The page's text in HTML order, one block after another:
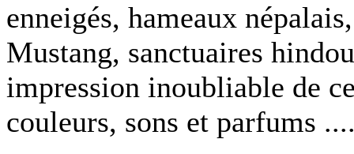
enneigés, hameaux
Mustang, sanctuaires
impression inoubliable de
couleurs, sons et parfums